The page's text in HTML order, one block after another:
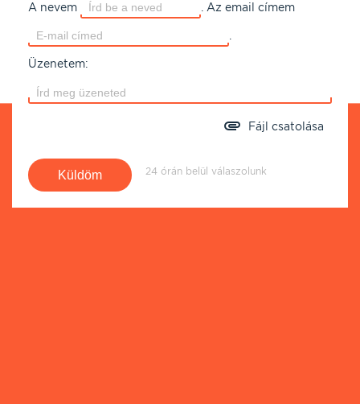
A nevem . Az email címem
.
Üzenetem:
Fájl csatolása
24 órán belül válaszolunk